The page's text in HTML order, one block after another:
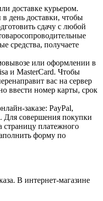
доставке курьером.
день доставки, чтобы
сдачу с любой
средства, получаете
или оформлении в
и MasterCard. Чтобы
вас на сервер
ввести номер карты, срок
заказе: PayPal,
Для совершения покупки
страницу платежного
форму по
В интернет-магазине